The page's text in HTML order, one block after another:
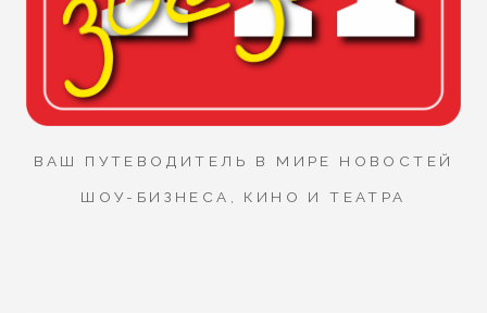
ВАШ ПУТЕВОДИТЕЛЬ В МИРЕ НОВОСТЕЙ
ШОУ-БИЗНЕСА, КИНО И ТЕАТРА